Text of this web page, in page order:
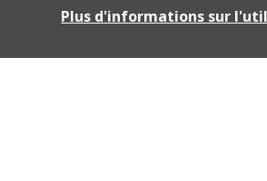
Plus d'informations sur